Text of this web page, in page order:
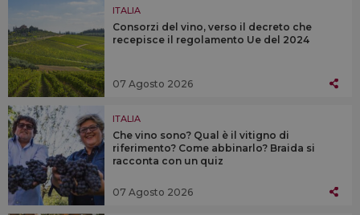
ITALIA
Consorzi del vino, verso il decreto che
recepisce il regolamento Ue del 2024
07 Agosto 2026
ITALIA
Che vino sono? Qual è il vitigno di
riferimento? Come abbinarlo? Braida si
racconta con un quiz
07 Agosto 2026